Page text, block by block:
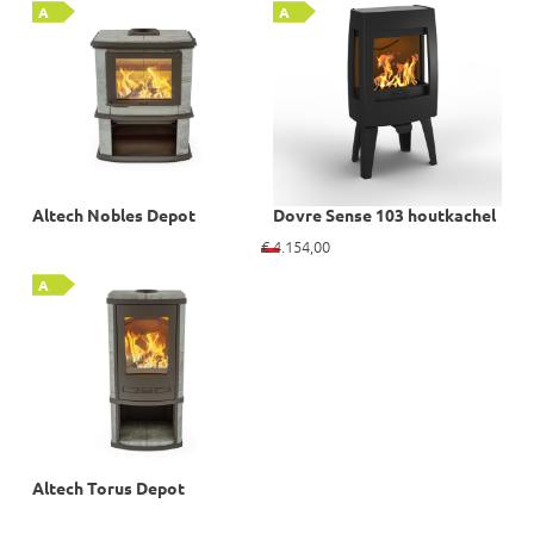
A
Altech Nobles Depot
A
Dovre Sense 103 houtkachel
A
Altech Torus Depot
€4.154,00